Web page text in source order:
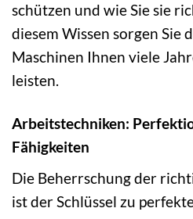
schützen und wie Sie sie
diesem Wissen sorgen Sie
Maschinen Ihnen viele
leisten.
Arbeitstechniken:
Fähigkeiten
Die Beherrschung der
ist der Schlüssel zu